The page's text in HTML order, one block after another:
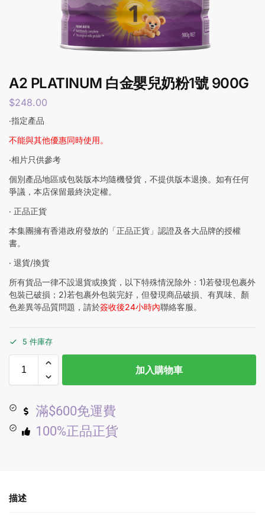
A2 PLATINUM 白金嬰兒奶粉1號 900G
$248.00
‧指定產品
不能與其他優惠同時使用。
‧相片只供參考
個別產品地區或包裝版本均隨機發貨，不提供版本退換。如有任何
爭議，本店保留最終決定權。
‧ 正品正貨
本集團擁有香港政府發放的「正品正貨」認證及各大品牌的授權
書。
‧ 退貨/換貨
所有貨品一律不設退貨或換貨，以下特殊情況除外：1)若發現包裹外
包裝已破損；2)若包裹外包裝完好，但發現商品破損、有異味、顏
色差異等品質問題，請於簽收後24小時內聯絡客服。
5 件庫存
加入購物車
滿$600免運費
100%正品正貨
描述